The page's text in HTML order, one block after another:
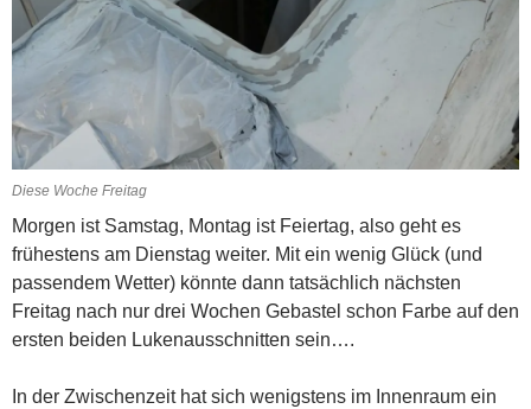
Diese Woche Freitag
Morgen ist Samstag, Montag ist Feiertag, also geht es
frühestens am Dienstag weiter. Mit ein wenig Glück (und
passendem Wetter) könnte dann tatsächlich nächsten
Freitag nach nur drei Wochen Gebastel schon Farbe auf den
ersten beiden Lukenausschnitten sein….
In der Zwischenzeit hat sich wenigstens im Innenraum ein